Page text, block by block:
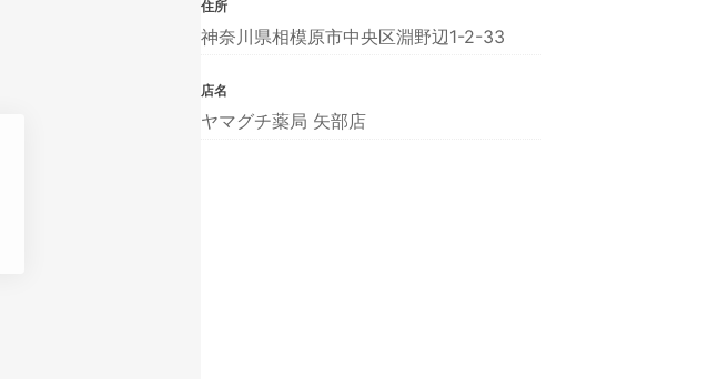
住所
神奈川県相模原市中央区淵野辺1-2-33
店名
ヤマグチ薬局 矢部店